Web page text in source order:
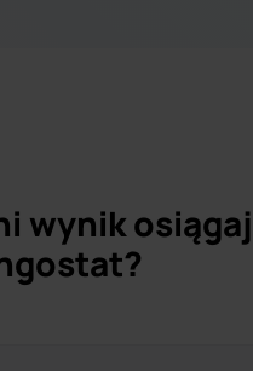
wynik